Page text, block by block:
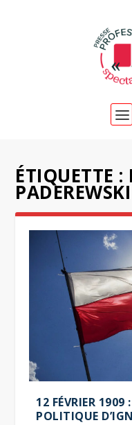
ÉTIQUETTE :
PADEREWSKI
12 FÉVRIER
POLITIQUE